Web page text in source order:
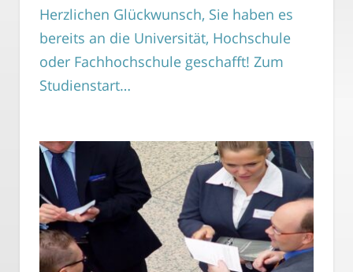
Herzlichen Glückwunsch, Sie haben es
bereits an die Universität, Hochschule
oder Fachhochschule geschafft! Zum
Studienstart…